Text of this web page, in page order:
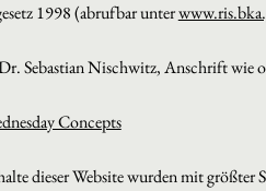
1998 (abrufbar unter
Sebastian Nischwitz, Anschrift wie
Concepts
dieser Website wurden mit